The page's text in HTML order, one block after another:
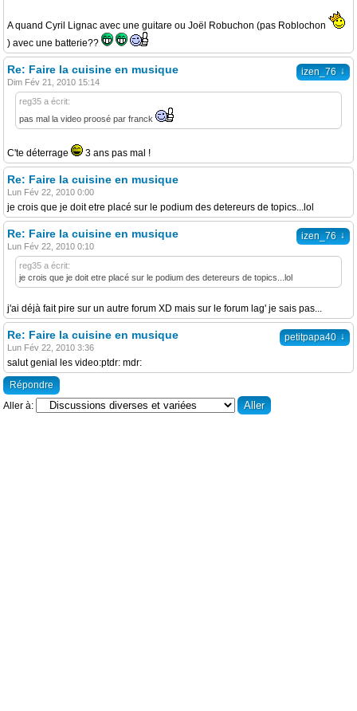
A quand Cyril Lignac avec une guitare ou Joël Robuchon (pas Roblochon
) avec une batterie??
izen_76 ↓
Re: Faire la cuisine en musique
Dim Fév 21, 2010 15:14
reg35 a écrit:
pas mal la video proosé par franck
C'te déterrage 3 ans pas mal !
Re: Faire la cuisine en musique
Lun Fév 22, 2010 0:00
je crois que je doit etre placé sur le podium des detereurs de topics...lol
izen_76 ↓
Re: Faire la cuisine en musique
Lun Fév 22, 2010 0:10
reg35 a écrit:
je crois que je doit etre placé sur le podium des detereurs de topics...lol
j'ai déjà fait pire sur un autre forum XD mais sur le forum lag' je sais pas...
petitpapa40 ↓
Re: Faire la cuisine en musique
Lun Fév 22, 2010 3:36
salut genial les video:ptdr: mdr:
Répondre
Aller à: